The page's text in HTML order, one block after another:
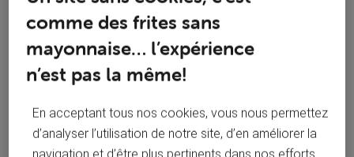
https://forum.voo.be/page/la-charte
pouvez expliquer votre souci plus clairement , vous parlez
des chaînes avec la carte numérique ?
mois ou une nouvelle installation de la carte ?
Rtc et la 3 belge c’est logique que cela fonctionne vu que
non crypté.
comme des frites sans
mayonnaise… l’expérience
n’est pas la même!
En acceptant tous nos cookies, vous nous permettez
d’analyser l’utilisation de notre site, d’en améliorer la